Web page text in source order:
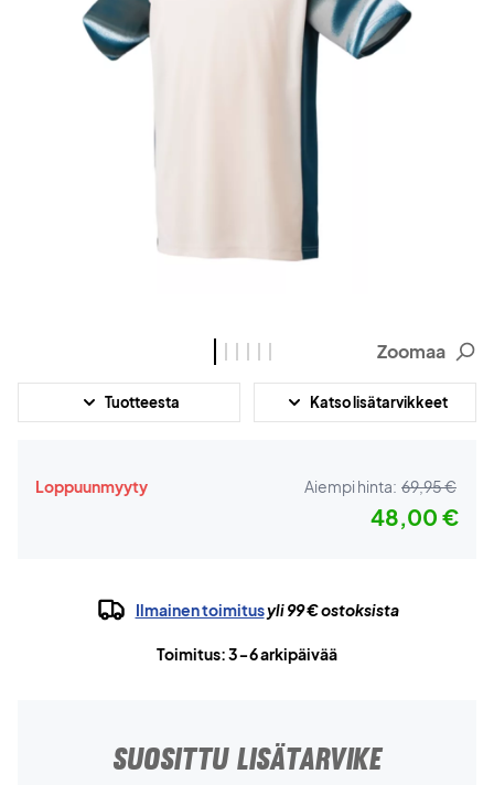
Zoomaa
Tuotteesta Katso lisätarvikkeet
Loppuunmyyty Aiempi hinta: 69,95 €
48,00 €
Ilmainen toimitusyli 99 € ostoksista
Toimitus: 3-6 arkipäivää
SUOSITTU LISÄTARVIKE